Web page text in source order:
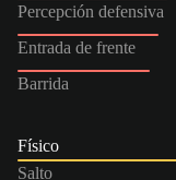
Percepción defensiva
Entrada de frente
Barrida
Físico
Salto